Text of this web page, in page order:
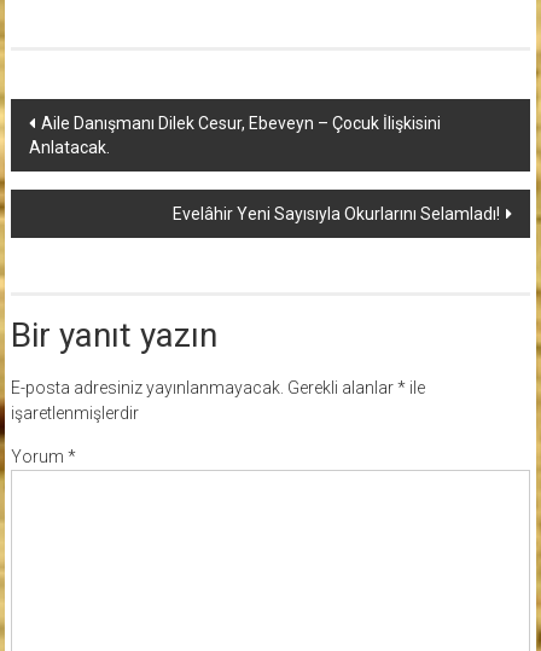
Yazı
dolaşımı
Aile Danışmanı Dilek Cesur, Ebeveyn – Çocuk İlişkisini
Anlatacak.
Evelâhir Yeni Sayısıyla Okurlarını Selamladı!
Bir yanıt yazın
E-posta adresiniz yayınlanmayacak. Gerekli alanlar*ile
işaretlenmişlerdir
Yorum *